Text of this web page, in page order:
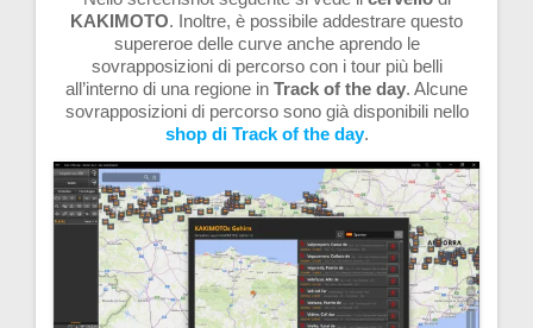
KAKIMOTO. Inoltre, è possibile addestrare questo
supereroe delle curve anche aprendo le
sovrapposizioni di percorso con i tour più belli
all’interno di una regione in Track of the day. Alcune
sovrapposizioni di percorso sono già disponibili nello
shop di Track of the day.